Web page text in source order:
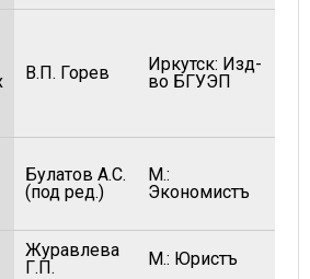
В.П. Горев
Иркутск: Изд-
во БГУЭП
Булатов А.С.
(под ред.)
М.:
Экономистъ
Журавлева
Г.П.
М.: Юристъ